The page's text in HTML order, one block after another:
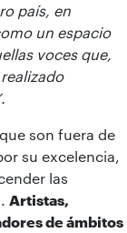
país, en
un espacio
voces que,
son fuera de
su excelencia,
las
Artistas,
de ámbitos